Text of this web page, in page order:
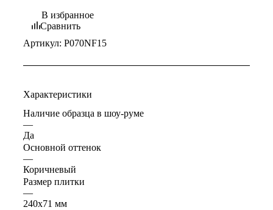
В избранное
Сравнить
Артикул: P070NF15
Характеристики
Наличие образца в шоу-руме
—
Да
Основной оттенок
—
Коричневый
Размер плитки
—
240x71 мм